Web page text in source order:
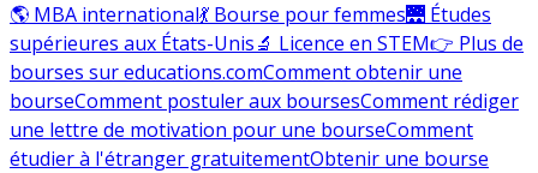
🌎 MBA international💃 Bourse pour femmes🌉 Études
supérieures aux États-Unis🔬 Licence en STEM👉 Plus de
bourses sur educations.comComment obtenir une
bourseComment postuler aux boursesComment rédiger
une lettre de motivation pour une bourseComment
étudier à l'étranger gratuitementObtenir une bourse